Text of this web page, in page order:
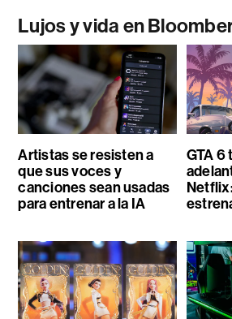
Lujos y vida en
Artistas se resisten a
que sus voces y
canciones sean usadas
para entrenar a la IA
GTA 6